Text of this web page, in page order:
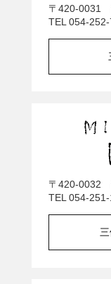
〒420-0031
TEL 054-252-
〒420-0032
TEL 054-